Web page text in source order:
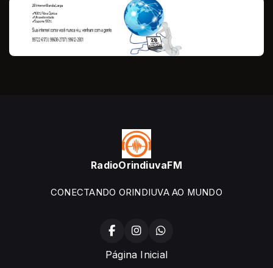
RadioOrindiuvaFM
CONECTANDO ORINDIUVA AO MUNDO
Página Inicial